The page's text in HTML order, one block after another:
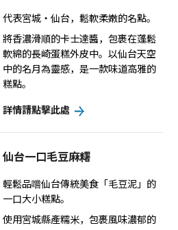
代表宮城・仙台，鬆軟柔嫩的名點。
將香濃滑順的卡士達醬，包裹在蓬鬆
軟綿的長崎蛋糕外皮中。以仙台天空
中的名月為靈感，是一款味道高雅的
糕點。
詳情請點擊此處
仙台一口毛豆麻糬
輕鬆品嚐仙台傳統美食「毛豆泥」的
一口大小糕點。
使用宮城縣產糯米，包裹風味濃郁的